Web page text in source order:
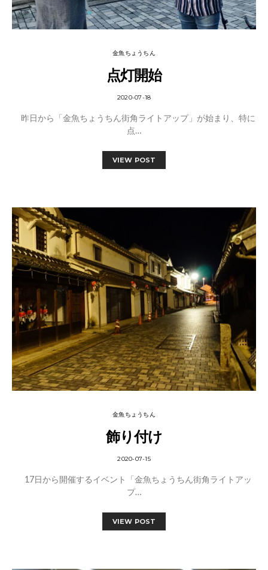
金魚ちょうちん
点灯開始
2020-07-18
昨日から「金魚ちょうちん街角ライトアップ」が始まり、特に
点…
VIEW POST
金魚ちょうちん
飾り付け
2020-07-15
17日から開催するイベント「金魚ちょうちん街角ライトアッ
プ…
VIEW POST